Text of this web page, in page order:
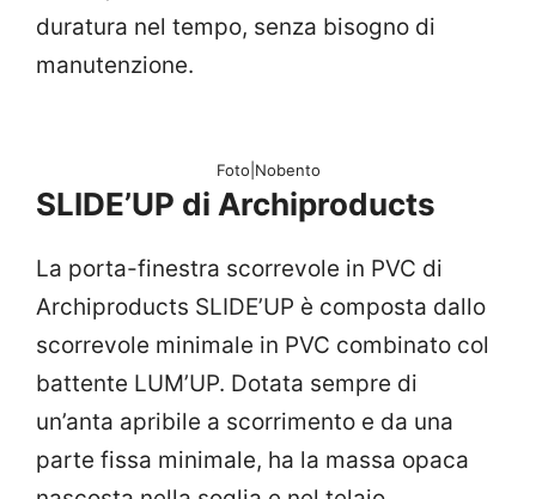
duratura nel tempo, senza bisogno di
manutenzione.
Foto|Nobento
SLIDE’UP di Archiproducts
La porta-finestra scorrevole in PVC di
Archiproducts SLIDE’UP è composta dallo
scorrevole minimale in PVC combinato col
battente LUM’UP.‎ Dotata sempre di
un’anta apribile a scorrimento e da una
parte fissa minimale, ha la massa opaca